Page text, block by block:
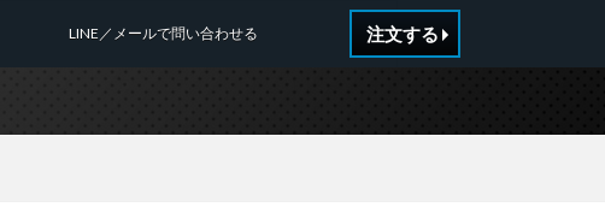
LINE／メールで問い合わせる 注文する